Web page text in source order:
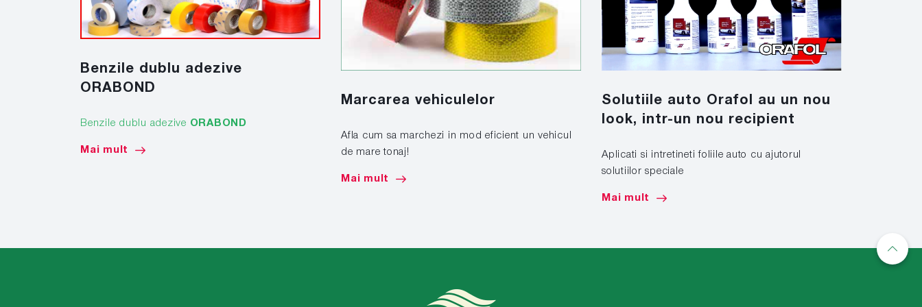
Benzile dublu adezive
ORABOND
Benzile dublu adezive ORABOND
Mai mult
Marcarea vehiculelor
Afla cum sa marchezi in mod eficient un vehicul
de mare tonaj!
Mai mult
Solutiile auto Orafol au un nou
look, intr-un nou recipient
Aplicati si intretineti foliile auto cu ajutorul
solutiilor speciale
Mai mult